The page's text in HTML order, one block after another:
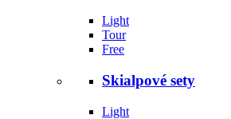
Light
Tour
Free
Skialpové sety
Light